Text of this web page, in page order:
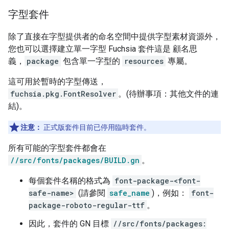
字型套件
除了直接在字型提供者的命名空間中提供字型素材資源外，
您也可以選擇建立單一字型 Fuchsia 套件這是 顧名思
義，
package 包含單一字型的 resources 專屬。
這可用於暫時的字型傳送，
fuchsia.pkg.FontResolver 。(待辦事項：其他文件的連
結)。
注意： 正式版套件目前已停用臨時套件。
所有可能的字型套件都會在
//src/fonts/packages/BUILD.gn 。
每個套件名稱的格式為 font-package-<font-
safe-name> (請參閱 safe_name )，例如：
font-
package-roboto-regular-ttf 。
因此，套件的 GN 目標 //src/fonts/packages: